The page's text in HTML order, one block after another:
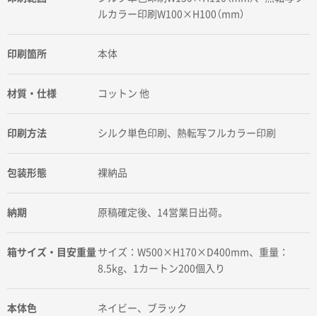
ルカラー印刷W100×H100（mm）
印刷箇所 本体
材質・仕様 コットン 他
印刷方法 シルク単色印刷、熱転写フルカラー印刷
包装形態 裸納品
納期 原稿確定後、14営業日出荷。
箱サイズ・目安重量 サイズ：W500×H170×D400mm、重量：
8.5kg、1カートン200個入り
本体色 ネイビー、ブラック